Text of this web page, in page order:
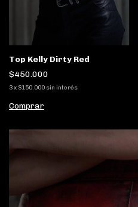
Top Kelly Dirty Red
$450.000
3x $150.000 sin interés
Comprar